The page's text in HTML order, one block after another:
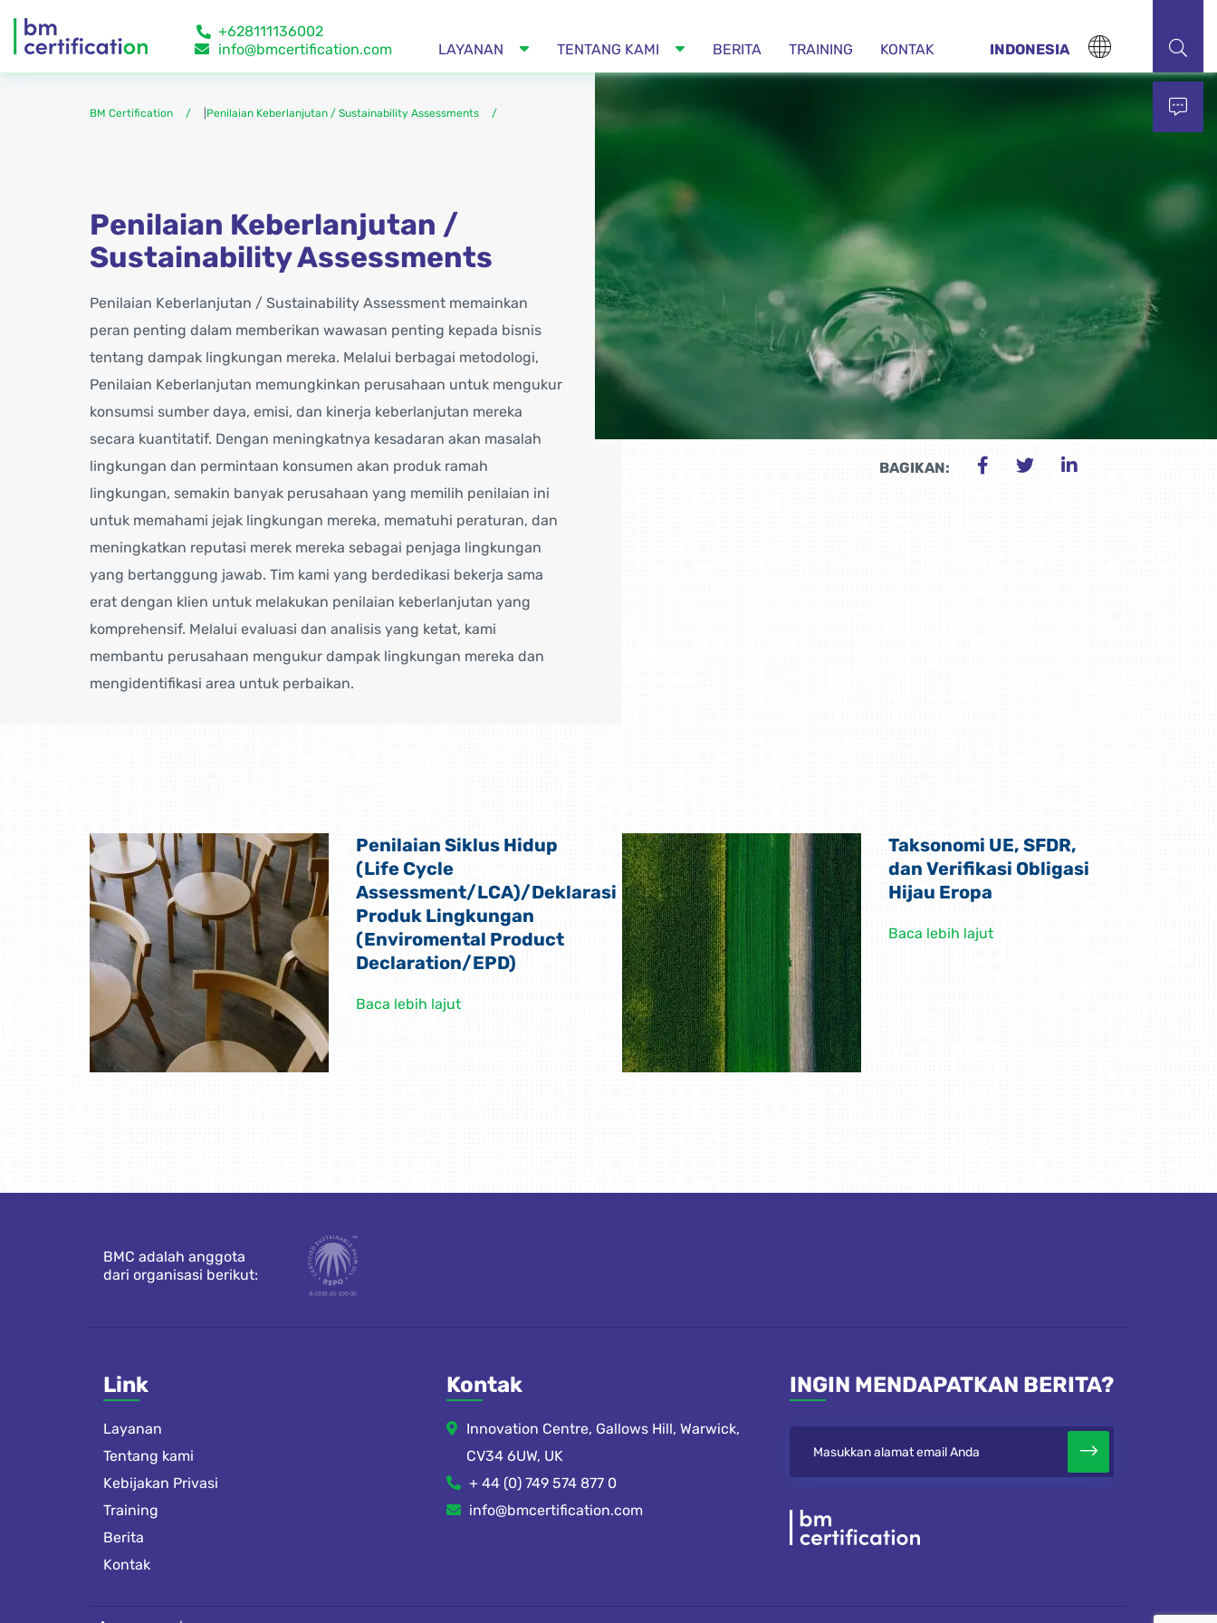
+628111136002
info@bmcertification.com
LAYANAN TENTANG KAMI BERITA TRAINING KONTAK INDONESIA
BM Certification Penilaian Keberlanjutan / Sustainability Assessments
Penilaian Keberlanjutan /
Sustainability Assessments
Penilaian Keberlanjutan / Sustainability Assessment memainkan
peran penting dalam memberikan wawasan penting kepada bisnis
tentang dampak lingkungan mereka. Melalui berbagai metodologi,
Penilaian Keberlanjutan memungkinkan perusahaan untuk mengukur
konsumsi sumber daya, emisi, dan kinerja keberlanjutan mereka
secara kuantitatif. Dengan meningkatnya kesadaran akan masalah
lingkungan dan permintaan konsumen akan produk ramah
lingkungan, semakin banyak perusahaan yang memilih penilaian ini
untuk memahami jejak lingkungan mereka, mematuhi peraturan, dan
meningkatkan reputasi merek mereka sebagai penjaga lingkungan
yang bertanggung jawab. Tim kami yang berdedikasi bekerja sama
erat dengan klien untuk melakukan penilaian keberlanjutan yang
komprehensif. Melalui evaluasi dan analisis yang ketat, kami
membantu perusahaan mengukur dampak lingkungan mereka dan
mengidentifikasi area untuk perbaikan.
BAGIKAN:
Penilaian Siklus Hidup
(Life Cycle
Assessment/LCA)/Deklarasi
Produk Lingkungan
(Enviromental Product
Declaration/EPD)
Baca lebih lajut
Taksonomi UE, SFDR,
dan Verifikasi Obligasi
Hijau Eropa
Baca lebih lajut
BMC adalah anggota
dari organisasi berikut:
Link
Layanan
Tentang kami
Kebijakan Privasi
Training
Berita
Kontak
Kontak
Innovation Centre, Gallows Hill, Warwick,
CV34 6UW, UK
+ 44 (0) 749 574 877 0
info@bmcertification.com
INGIN MENDAPATKAN BERITA?